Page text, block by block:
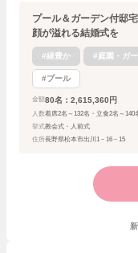
プール＆ガーデン付邸
顔が溢れる結婚式を
#緑豊か #庭園・ガ
#プール
金額 80名：2,615,360円
人数着席2名～132名・立食2名～140
挙式教会式・人前式
住所長野県松本市出川1－16－15